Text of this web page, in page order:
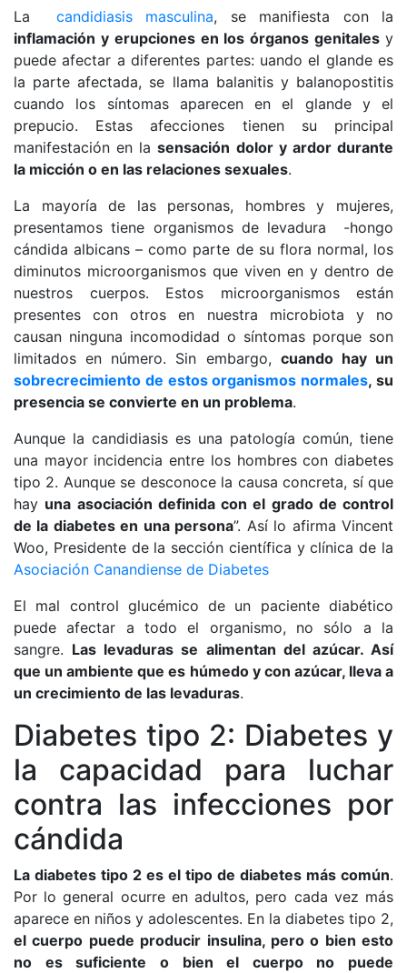
La candidiasis masculina, se manifiesta con la
inflamación y erupciones en los órganos genitales y
puede afectar a diferentes partes: uando el glande es
la parte afectada, se llama balanitis y balanopostitis
cuando los síntomas aparecen en el glande y el
prepucio. Estas afecciones tienen su principal
manifestación en lasensación dolor y ardor durante
la micción o en las relaciones sexuales.
La mayoría de las personas, hombres y mujeres,
presentamos tiene organismos de levadura -hongo
cándida albicans – como parte de su flora normal, los
diminutos microorganismos que viven en y dentro de
nuestros cuerpos. Estos microorganismos están
presentes con otros en nuestra microbiota y no
causan ninguna incomodidad o síntomas porque son
limitados en número. Sin embargo, cuando hay un
sobrecrecimiento de estos organismos normales, su
presencia se convierte en un problema.
Aunque la candidiasis es una patología común, tiene
una mayor incidencia entre los hombres con diabetes
tipo 2. Aunque se desconoce la causa concreta, sí que
hay una asociación definida con el grado de control
de la diabetes en una persona”. Así lo afirma Vincent
Woo, Presidente de la sección científica y clínica de la
Asociación Canandiense de Diabetes
El mal control glucémico de un paciente diabético
puede afectar a todo el organismo, no sólo a la
sangre. Las levaduras se alimentan del azúcar. Así
que un ambiente que es húmedo y con azúcar, lleva a
un crecimiento de las levaduras.
Diabetes tipo 2: Diabetes y
la capacidad para luchar
contra las infecciones por
cándida
La diabetes tipo 2 es el tipo de diabetes más común.
Por lo general ocurre en adultos, pero cada vez más
aparece en niños y adolescentes. En la diabetes tipo 2,
el cuerpo puede producir insulina, pero o bien esto
no es suficiente o bien el cuerpo no puede